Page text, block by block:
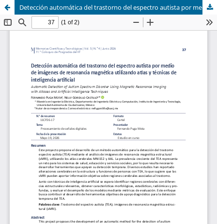
Detección automática del trastorno del espectro autista por medio de imágenes de resonancia magnética utilizando atlas y técnicas de inteligencia artificial